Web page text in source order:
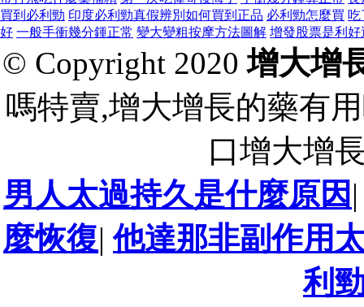
買到必利勁 印度必利勁真假辨別如何買到正品 必利勁怎麼買 吃
好 一般手衝幾分鍾正常 變大變粗按摩方法圖解 增發股票是利好
© Copyright 2020增大增
嗎特賣,增大增長的藥有
口增大增
男人太過持久是什麼原因
麼恢復|他達那非副作用
利